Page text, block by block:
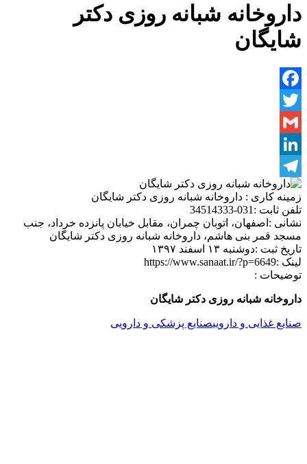
داروخانه شبانه روزی دکتر
شایگان
Facebook
Twitter
Gmail
LinkedIn
Telegram
زمینه کاری : داروخانه شبانه روزی دکتر شایگان
تلفن ثابت :031-34514333
نشانی : اصفهان، اتوبان چمران، مقابل خیابان پانزده خرداد، جنب
مسجد قمر بنی هاشم، داروخانه شبانه روزی دکتر شایگان
تاریخ ثبت :دوشنبه ۱۳ اسفند ۱۳۹۷
لینک :https://www.sanaat.ir/?p=6649
توضیحات :
داروخانه شبانه روزی دکتر شایگان
صنایع غذایی و داروییصنایع پزشکی و دارویی